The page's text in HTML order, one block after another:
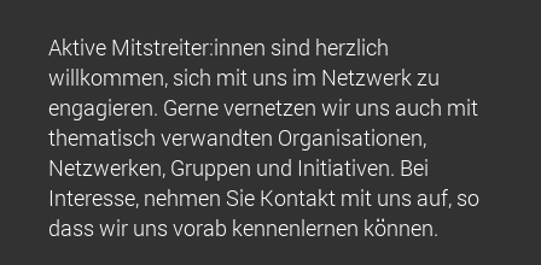
Aktive Mitstreiter:innen sind herzlich
willkommen, sich mit uns im Netzwerk zu
engagieren. Gerne vernetzen wir uns auch mit
thematisch verwandten Organisationen,
Netzwerken, Gruppen und Initiativen. Bei
Interesse, nehmen Sie Kontakt mit uns auf, so
dass wir uns vorab kennenlernen können.